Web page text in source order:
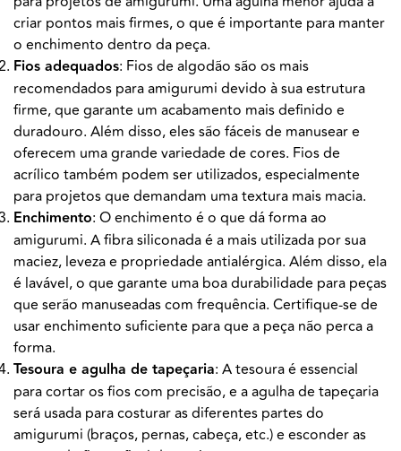
criar pontos mais firmes, o que é importante para manter
o enchimento dentro da peça.
Fios adequados: Fios de algodão são os mais
recomendados para amigurumi devido à sua estrutura
firme, que garante um acabamento mais definido e
duradouro. Além disso, eles são fáceis de manusear e
oferecem uma grande variedade de cores. Fios de
acrílico também podem ser utilizados, especialmente
para projetos que demandam uma textura mais macia.
Enchimento: O enchimento é o que dá forma ao
amigurumi. A fibra siliconada é a mais utilizada por sua
maciez, leveza e propriedade antialérgica. Além disso, ela
é lavável, o que garante uma boa durabilidade para peças
que serão manuseadas com frequência. Certifique-se de
usar enchimento suficiente para que a peça não perca a
forma.
Tesoura e agulha de tapeçaria: A tesoura é essencial
para cortar os fios com precisão, e a agulha de tapeçaria
será usada para costurar as diferentes partes do
amigurumi (braços, pernas, cabeça, etc.) e esconder as